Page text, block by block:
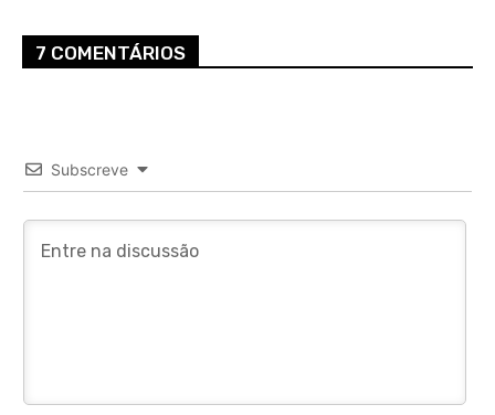
7 COMENTÁRIOS
Subscreve